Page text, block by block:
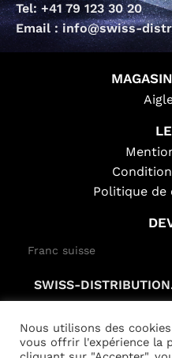
Tel: +41 79 123 30 20
Email : info@swiss-
Politique
SWISS-
Nous utilisons des
vous offrir l'expérience la